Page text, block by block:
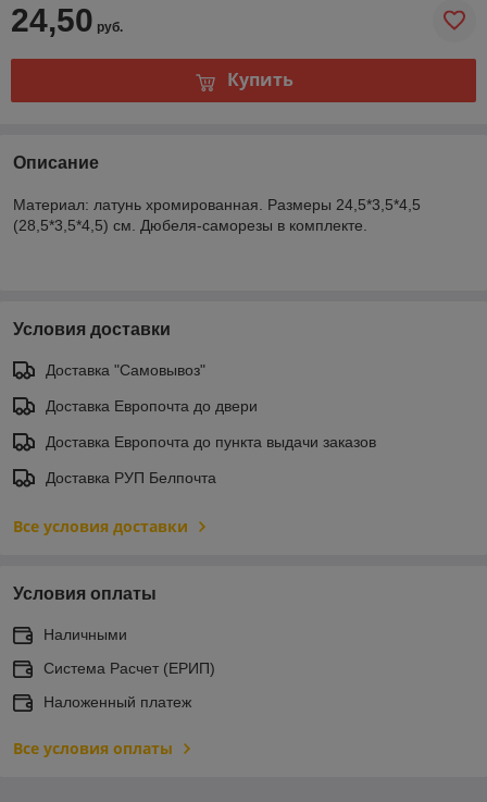
24,50 руб.
Купить
Описание
Материал: латунь хромированная. Размеры 24,5*3,5*4,5
(28,5*3,5*4,5) см. Дюбеля-саморезы в комплекте.
Условия доставки
Доставка "Самовывоз"
Доставка Европочта до двери
Доставка Европочта до пункта выдачи заказов
Доставка РУП Белпочта
Все условия доставки
Условия оплаты
Наличными
Система Расчет (ЕРИП)
Наложенный платеж
Все условия оплаты